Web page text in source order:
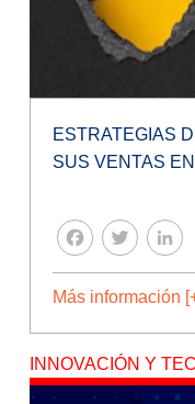
ESTRATEGIAS
SUS VENTAS
Más información
INNOVACIÓN Y